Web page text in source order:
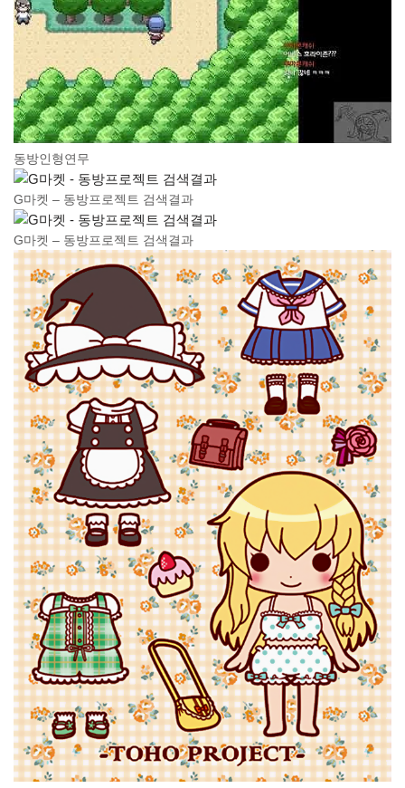
동방인형연무
G마켓 – 동방프로젝트 검색결과
G마켓 – 동방프로젝트 검색결과